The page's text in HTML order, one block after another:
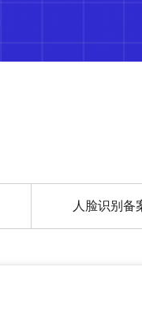
人脸识别备